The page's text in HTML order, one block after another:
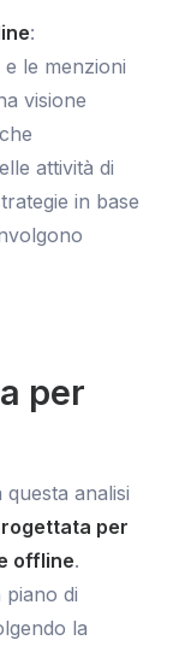
:
le menzioni
visione
attività di
in base
per
analisi
per
offline.
piano di
la